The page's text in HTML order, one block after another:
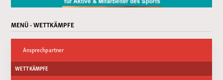
MENÜ - WETTKÄMPFE
Ansprechpartner
WETTKÄMPFE